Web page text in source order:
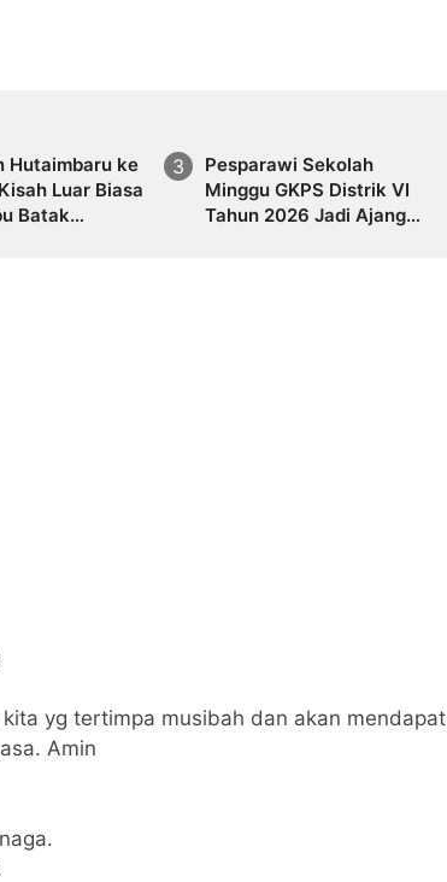
Hutaimbaru ke
Luar Biasa
Batak
Pesparawi Sekolah
Minggu GKPS Distrik VI
Tahun 2026 Jadi Ajang
yg tertimpa musibah dan akan mendapat
Amin